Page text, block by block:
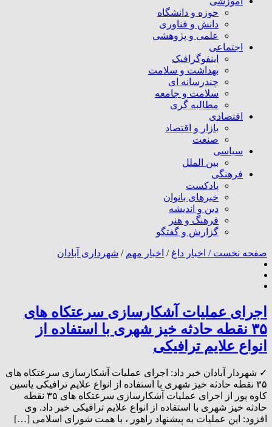
حوزه و دانشگاه
دانش و فناوری
علمی و پژوهشی
اجتماعی
اینفوگرافیک
بهداشت و سلامت
چندرسانه ای
سلامت و جامعه
مطالبه گری
اقتصادی
بازار و اقتصاد
صنعت
سیاسی
بین الملل
فرهنگی
پادکست
خبرهای بانوان
دین و اندیشه
فرهنگ و هنر
گزارش و گفتگو
صفحه نخست / اخبار داغ / اخبار مهم / شهرداری آبادان
اجرای عملیات آشکارسازی سرعتکاه های
۳۵ نقطه حادثه خیز شهری با استفاده از
انواع علایم ترافیکی
✓ شهردار آبادان خبر داد: اجرای عملیات آشکارسازی سرعتکاه های
۳۵ نقطه حادثه خیز شهری با استفاده از انواع علایم ترافیکی یاسین
کاوه پور از اجرای عملیات آشکارسازی سرعتکاه های ۳۵ نقطه
حادثه خیز شهری با استفاده از انواع علایم ترافیکی خبر داد. وی
افزود: این عملیات به پیشنهاد راهور ، با همت شورای اسلامی […]